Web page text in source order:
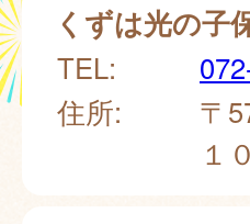
くずは光の子
TEL:
住所:
〒
１０